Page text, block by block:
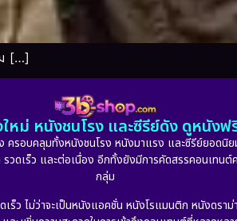
[…]
หม่ หนังชนโรง และซีรีย์ดัง ดูหนังฟ
อบคลุมทั้งหนังชนโรง หนังมาแรง และซีรีย์ยอดนิ
วดเร็ว และต่อเนื่อง อีกทั้งยังมีการคัดสรรคอนเท
กลุ่ม
ร็ว ไม่ว่าจะเป็นหนังแอคชั่น หนังโรแมนติก หนังด